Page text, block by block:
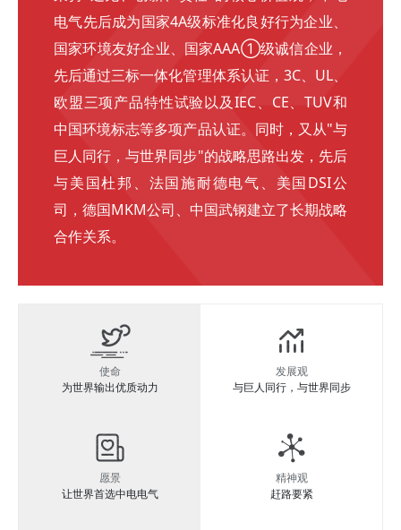
电气先后成为国家4A级标准化良好行为企业、
国家环境友好企业、国家AAA①级诚信企业，
先后通过三标一体化管理体系认证，3C、UL、
欧盟三项产品特性试验以及IEC、CE、TUV和
中国环境标志等多项产品认证。同时，又从"与
巨人同行，与世界同步"的战略思路出发，先后
与美国杜邦、法国施耐德电气、美国DSI公
司，德国MKM公司、中国武钢建立了长期战略
合作关系。
使命
为世界输出优质动力
发展观
与巨人同行，与世界同步
愿景
让世界首选中电电气
精神观
赶路要紧